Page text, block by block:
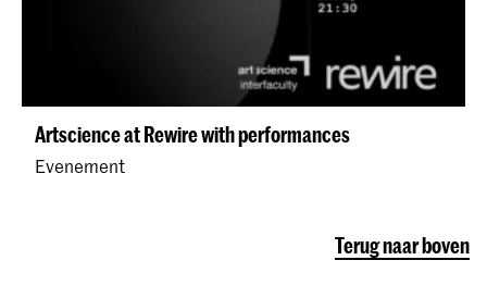
Artscience at Rewire with performances
Evenement
Terug naar boven